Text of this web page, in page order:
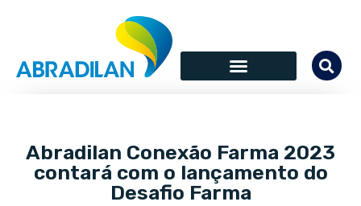
Abradilan Conexão Farma 2023
contará com o lançamento do
Desafio Farma